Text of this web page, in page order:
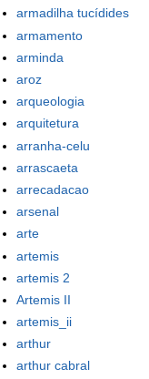
armadilha tucídides
armamento
arminda
aroz
arqueologia
arquitetura
arranha-celu
arrascaeta
arrecadacao
arsenal
arte
artemis
artemis 2
Artemis II
artemis_ii
arthur
arthur cabral